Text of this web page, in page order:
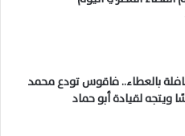
بالعطاء.. فاقوس تودع محمد
ويتجه لقيادة أبو حماد